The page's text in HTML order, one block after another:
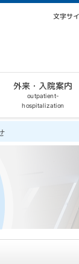
文字サ
外来・入院案内
outpatient-
hospitalization